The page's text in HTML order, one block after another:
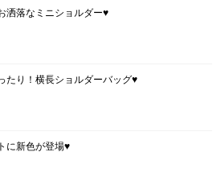
洒落なミニショルダー♥
たり！横長ショルダーバッグ♥
に新色が登場♥